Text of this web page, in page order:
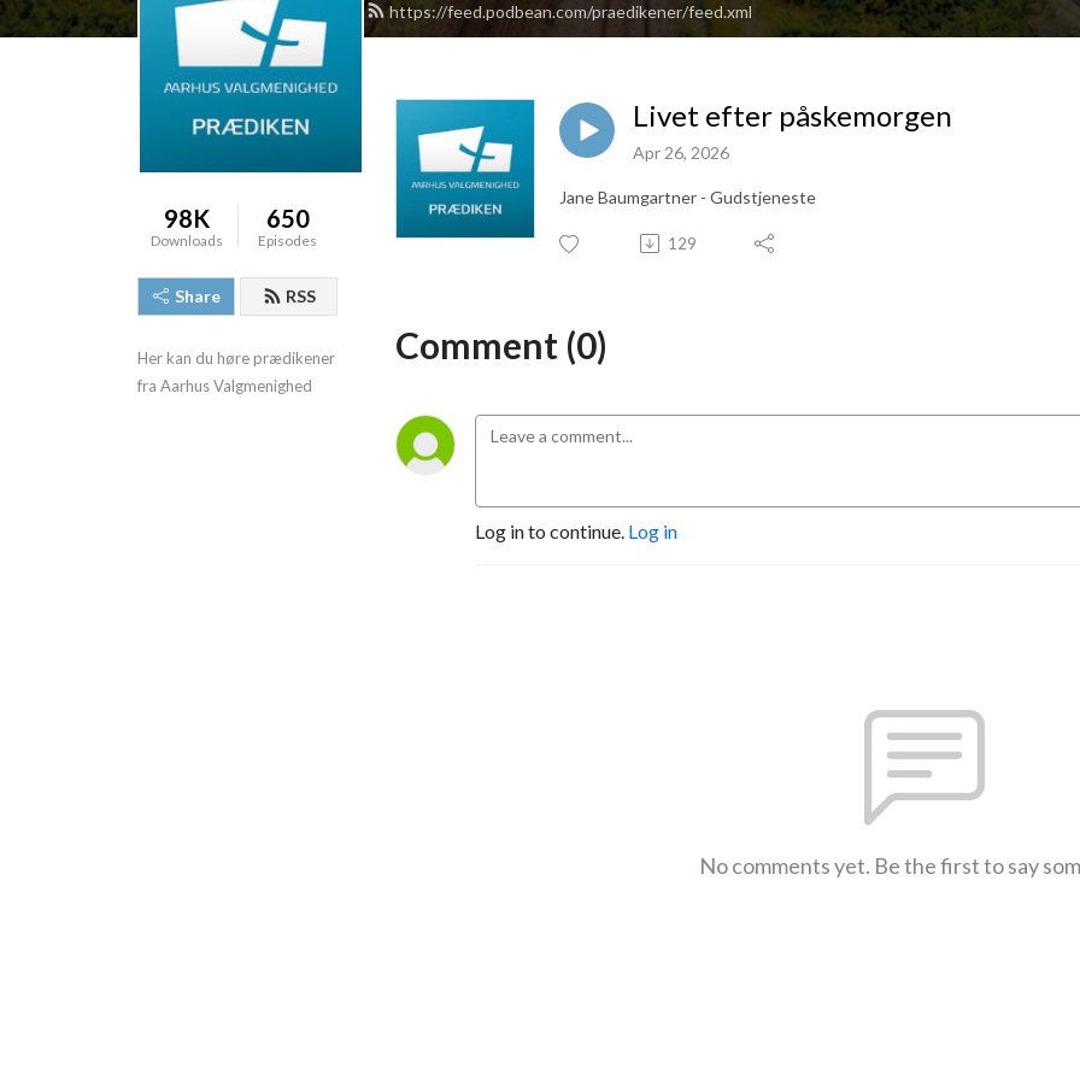
https://feed.podbean.com/praedikener/feed.xml
98K
Downloads
650
Episodes
Share RSS
Her kan du høre prædikener
fra Aarhus Valgmenighed
Livet efter påskemorgen
Apr 26, 2026
Jane Baumgartner - Gudstjeneste
129
Comment (0)
Log in to continue. Log in
No comments yet. Be the first to say